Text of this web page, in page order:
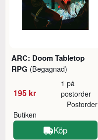
ARC: Doom Tabletop
RPG (Begagnad)
195 kr
1 på
postorder
Butiken
Postorder
Köp